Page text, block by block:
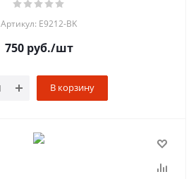
Артикул: E9212-BK
750руб./шт
В корзину